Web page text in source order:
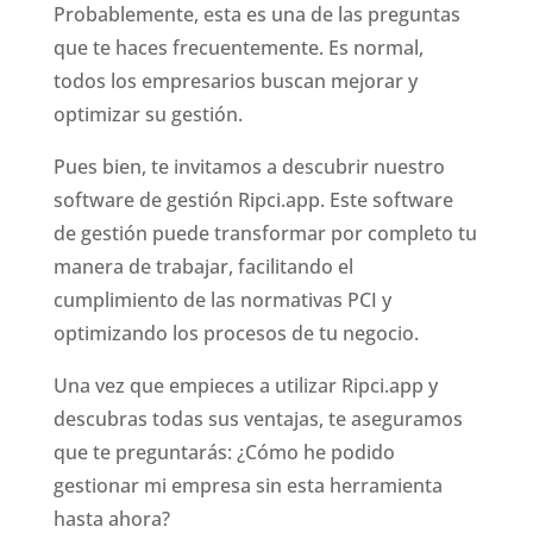
Probablemente, esta es una de las preguntas
que te haces frecuentemente. Es normal,
todos los empresarios buscan mejorar y
optimizar su gestión.
Pues bien, te invitamos a descubrir nuestro
software de gestión Ripci.app. Este software
de gestión puede transformar por completo tu
manera de trabajar, facilitando el
cumplimiento de las normativas PCI y
optimizando los procesos de tu negocio.
Una vez que empieces a utilizar Ripci.app y
descubras todas sus ventajas, te aseguramos
que te preguntarás: ¿Cómo he podido
gestionar mi empresa sin esta herramienta
hasta ahora?